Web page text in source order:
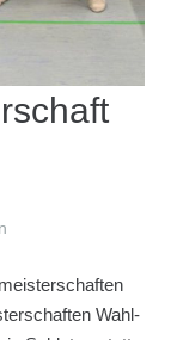
Wahl-